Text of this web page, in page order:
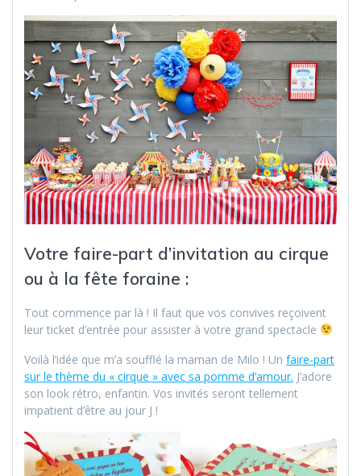
Votre faire-part d’invitation au cirque
ou à la fête foraine :
Tout commence par là ! Il faut que vos convives reçoivent
leur ticket d’entrée pour assister à votre grand spectacle
Voilà l’idée que m’a soufflé la maman de Milo ! Un faire-part
sur le thème du « cirque » avec sa pomme d’amour. J’adore
son look rétro, enfantin. Vos invités seront tellement
impatient d’être au jour J !